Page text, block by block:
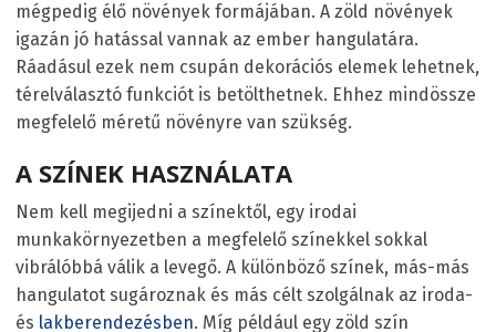
mégpedig élő növények formájában. A zöld növények
igazán jó hatással vannak az ember hangulatára.
Ráadásul ezek nem csupán dekorációs elemek lehetnek,
térelválasztó funkciót is betölthetnek. Ehhez mindössze
megfelelő méretű növényre van szükség.
A SZÍNEK HASZNÁLATA
Nem kell megijedni a színektől, egy irodai
munkakörnyezetben a megfelelő színekkel sokkal
vibrálóbbá válik a levegő. A különböző színek, más-más
hangulatot sugároznak és más célt szolgálnak az iroda-
és lakberendezésben. Míg például egy zöld szín